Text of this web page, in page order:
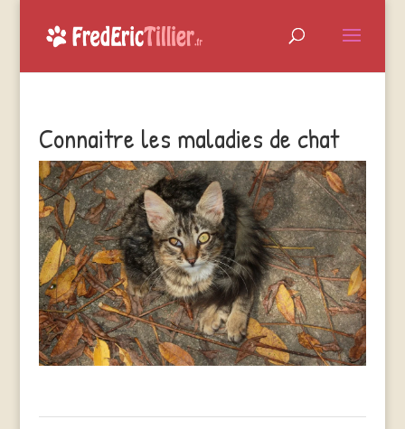
Connaitre les maladies de chat